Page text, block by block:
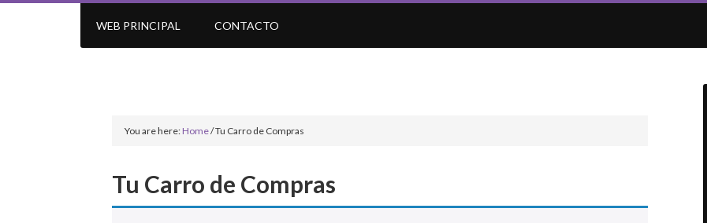
WEB PRINCIPAL CONTACTO
You are here:Home/Tu Carro de Compras
Tu Carro de Compras